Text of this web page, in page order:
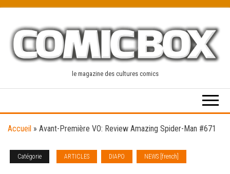
content
le magazine des cultures comics
Accueil » Avant-Première VO: Review Amazing Spider-Man #671
Catégorie ARTICLES DIAPO NEWS [french]